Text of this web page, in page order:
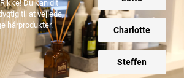
Charlotte
Steffen
Du kan dit
til at vejlede,
hårprodukter.